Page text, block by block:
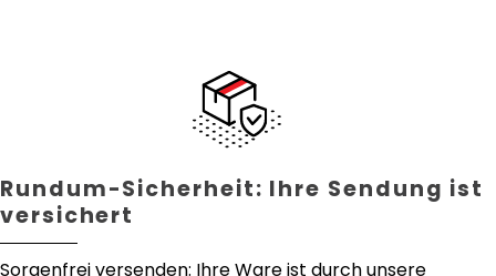
Rundum-Sicherheit: Ihre Sendung ist
versichert
Sorgenfrei versenden: Ihre Ware ist durch unsere